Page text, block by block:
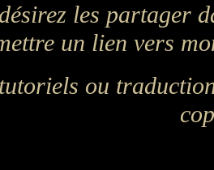
les partager
un lien vers
ou